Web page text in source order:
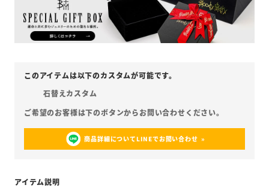
石替えカスタム
商品詳細についてLINEでお問い合わせ